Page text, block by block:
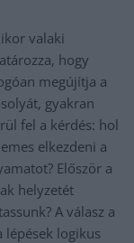
valaki
hogy
megújítja a
gyakran
fel a kérdés: hol
elkezdeni a
Először a
helyzetét
A válasz a
lépések logikus